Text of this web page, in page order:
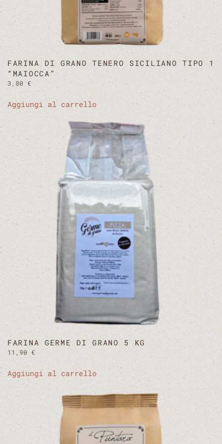
FARINA DI GRANO TENERO SICILIANO TIPO 1
“MAIOCCA”
3,80 €
Aggiungi al carrello
FARINA GERME DI GRANO 5 KG
11,90 €
Aggiungi al carrello